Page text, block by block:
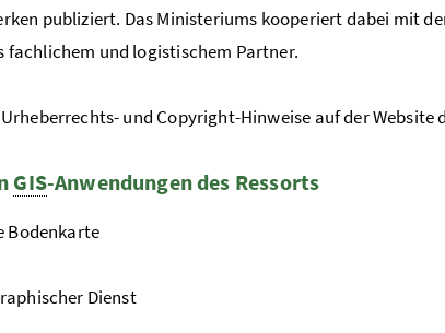
publiziert. Das Ministeriums kooperiert dabei mit
fachlichem und logistischem Partner.
und Copyright-Hinweise auf der Website
GIS-Anwendungen des Ressorts
Bodenkarte
Dienst